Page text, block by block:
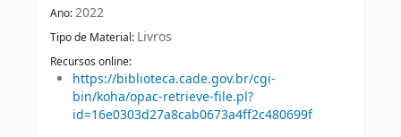
Ano:2022
Tipo de Material: Livros
Recursos online:
https://biblioteca.cade.gov.br/cgi-
bin/koha/opac-retrieve-file.pl?
id=16e0303d27a8cab0673a4ff2c480699f